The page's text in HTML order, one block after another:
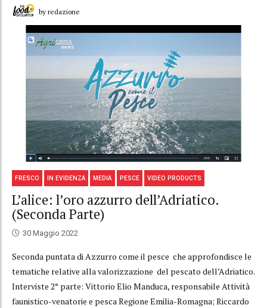
by redazione
FRESCO IN EVIDENZA MEDIA PESCE VIDEO PRODUCTS
L’alice: l’oro azzurro dell’Adriatico.
(Seconda Parte)
30 Maggio 2022
Seconda puntata di Azzurro come il pesce che approfondisce le
tematiche relative alla valorizzazione del pescato dell’Adriatico.
Interviste 2° parte: Vittorio Elio Manduca, responsabile Attività
faunistico-venatorie e pesca Regione Emilia-Romagna; Riccardo